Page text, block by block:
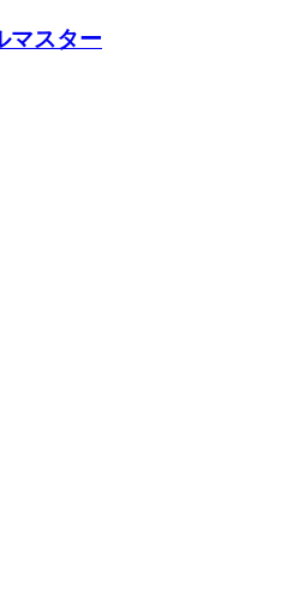
マスター